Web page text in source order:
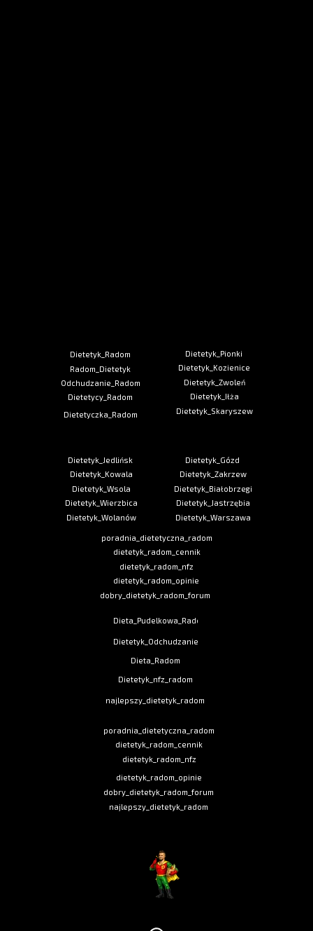
najlepszy_dietetyk_radom
dobry_dietetyk_radom_forum
dietetyk_radom_opinie
dietetyk_radom_nfz
dietetyk_radom_cennik
poradnia_dietetyczna_radom
najlepszy_dietetyk_radom
Dietetyk_Odchudzanie
Dietetyk_nfz_radom
Dieta_Pudelkowa_Radom
Dieta_Radom
dobry_dietetyk_radom_forum
dietetyk_radom_opinie
dietetyk_radom_nfz
dietetyk_radom_cennik
poradnia_dietetyczna_radom
Dietetyk_Warszawa
Dietetyk_Jastrzębia
Dietetyk_Białobrzegi
Dietetyk_Zakrzew
Dietetyk_Gózd
Dietetyk_Wolanów
Dietetyk_Wierzbica
Dietetyk_Wsola
Dietetyk_Kowala
Dietetyk_Jedlińsk
Dietetyk_Skaryszew
Dietetyk_Iłża
Dietetyk_Zwoleń
Dietetyk_Kozienice
Dietetyk_Pionki
Dietetyczka_Radom
Dietetycy_Radom
Odchudzanie_Radom
Radom_Dietetyk
Dietetyk_Radom